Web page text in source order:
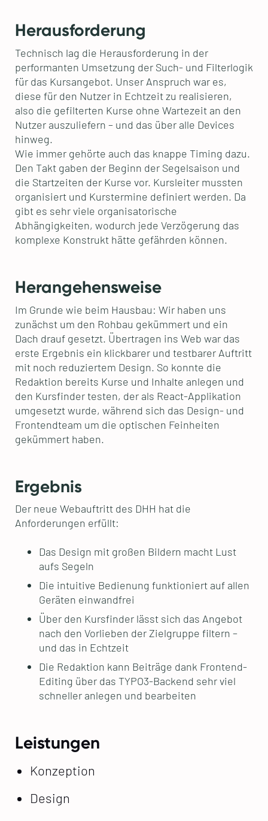
Herausforderung
Technisch lag die Herausforderung in der
performanten Umsetzung der Such- und Filterlogik
für das Kursangebot. Unser Anspruch war es,
diese für den Nutzer in Echtzeit zu realisieren,
also die gefilterten Kurse ohne Wartezeit an den
Nutzer auszuliefern – und das über alle Devices
hinweg.
Wie immer gehörte auch das knappe Timing dazu.
Den Takt gaben der Beginn der Segelsaison und
die Startzeiten der Kurse vor. Kursleiter mussten
organisiert und Kurstermine definiert werden. Da
gibt es sehr viele organisatorische
Abhängigkeiten, wodurch jede Verzögerung das
komplexe Konstrukt hätte gefährden können.
Herangehensweise
Im Grunde wie beim Hausbau: Wir haben uns
zunächst um den Rohbau gekümmert und ein
Dach drauf gesetzt. Übertragen ins Web war das
erste Ergebnis ein klickbarer und testbarer Auftritt
mit noch reduziertem Design. So konnte die
Redaktion bereits Kurse und Inhalte anlegen und
den Kursfinder testen, der als React-Applikation
umgesetzt wurde, während sich das Design- und
Frontendteam um die optischen Feinheiten
gekümmert haben.
Ergebnis
Der neue Webauftritt des DHH hat die
Anforderungen erfüllt:
Das Design mit großen Bildern macht Lust
aufs Segeln
Die intuitive Bedienung funktioniert auf allen
Geräten einwandfrei
Über den Kursfinder lässt sich das Angebot
nach den Vorlieben der Zielgruppe filtern –
und das in Echtzeit
Die Redaktion kann Beiträge dank Frontend-
Editing über das TYPO3-Backend sehr viel
schneller anlegen und bearbeiten
Leistungen
Konzeption
Design